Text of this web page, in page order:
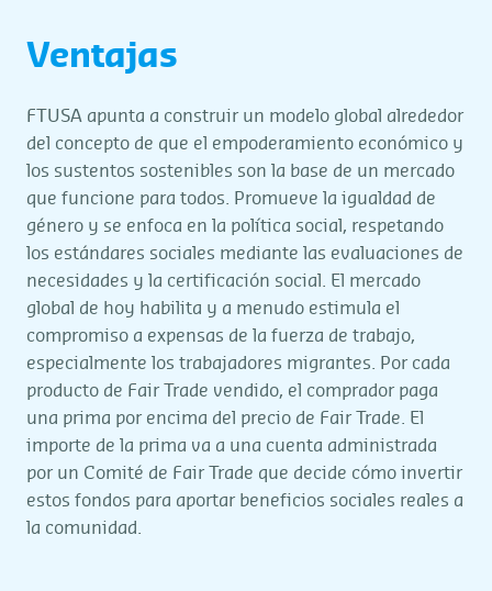
Ventajas
FTUSA apunta a construir un modelo global alrededor
del concepto de que el empoderamiento económico y
los sustentos sostenibles son la base de un mercado
que funcione para todos. Promueve la igualdad de
género y se enfoca en la política social, respetando
los estándares sociales mediante las evaluaciones de
necesidades y la certificación social. El mercado
global de hoy habilita y a menudo estimula el
compromiso a expensas de la fuerza de trabajo,
especialmente los trabajadores migrantes. Por cada
producto de Fair Trade vendido, el comprador paga
una prima por encima del precio de Fair Trade. El
importe de la prima va a una cuenta administrada
por un Comité de Fair Trade que decide cómo invertir
estos fondos para aportar beneficios sociales reales a
la comunidad.